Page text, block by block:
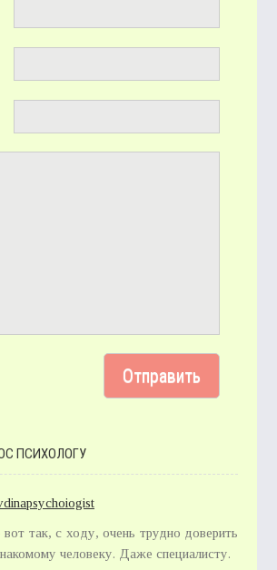
ПСИХОЛОГУ
так, с ходу, очень трудно доверить
человеку. Даже специалисту.